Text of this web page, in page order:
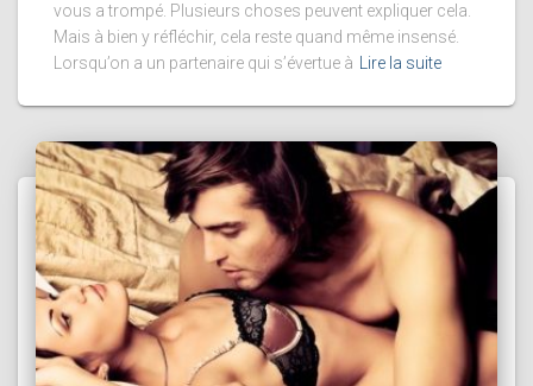
vous a trompé. Plusieurs choses peuvent expliquer cela.
Mais à bien y réfléchir, cela reste quand même insensé.
Lorsqu’on a un partenaire qui s’évertue à Lire la suite